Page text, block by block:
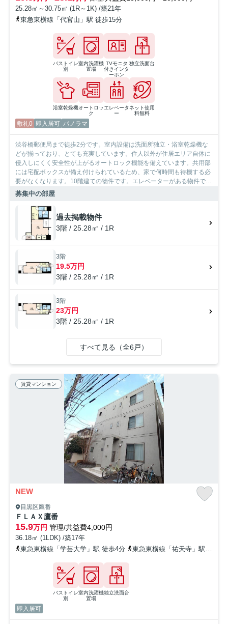
25.28㎡～30.75㎡ (1R～1K) /築21年
東急東横線「代官山」駅 徒歩15分
バストイレ
別
室内洗濯機
置場
TVモニタ
付きインタ
ーホン
独立洗面台
浴室乾燥機オートロッ
ク
エレベータ
ー
ネット使用
料無料
敷礼0 即入居可 パノラマ
渋谷橋郵便局まで徒歩2分です。室内設備は洗面所独立・浴室乾燥機な
どが揃っており、とても充実しています。住人以外が住居エリア自体に
侵入しにくく安全性が上がるオートロック機能を備えています。共用部
には宅配ボックスが備え付けられているため、家で何時間も待機する必
要がなくなります。10階建ての物件です。エレベーターがある物件で
す。防犯カメラ付き物件なので安心した生活を送れます。SumoSumo渋
しをする場合には、お気軽にお声かけ下さい。
募集中の部屋
過去掲載物件
3階 / 25.28㎡ / 1R
3階
19.5万円
3階 / 25.28㎡ / 1R
3階
23万円
3階 / 25.28㎡ / 1R
すべて見る（全6戸）
賃貸マンション
NEW
目黒区鷹番
ＦＬＡＸ鷹番
15.9万円 管理/共益費4,000円
36.18㎡ (1LDK) /築17年
東急東横線「学芸大学」駅 徒歩4分
東急東横線「祐天寺」駅 徒歩13分
バストイレ
別
室内洗濯機
置場
独立洗面台
即入居可